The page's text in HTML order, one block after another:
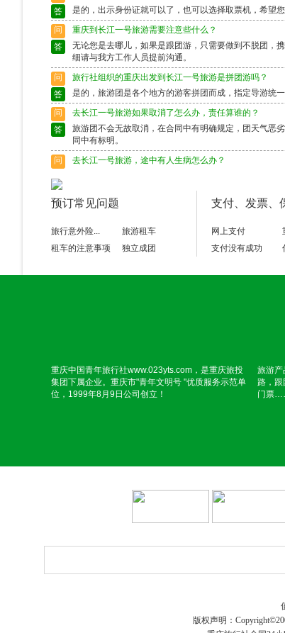
答
是的，出示身份证就可以了，也可以选择取票机，希望
问
重庆到长江一号旅游需要注意些什么？
答
无论您是去哪儿，如果是跟团游，只需要做到不脱团，
细请与我方工作人员提前沟通。
问
旅行社组织的重庆出发到长江一号旅游是拼团游吗？
答
是的，旅游团是各个地方的游客拼团而成，指定导游统
问
去长江一号旅游如果取消了怎么办，责任算谁的？
答
旅游团不会无故取消，在合同中有明确规定，团天气恶
同中有标明。
问
去长江一号旅游，途中有人生病怎么办？
答
问
去长江一号旅游途中脱团了怎么办？
答
预订常见问题
旅行意外险...
旅游租车
租车的注意事项
独立成团
支付、发票、
网上支付
支付没有成功
重庆中国青年旅行社www.023yts.com，是重庆旅投
集团下属企业。重庆市"青年文明号 "优质服务示范单
位，1999年8月9日公司创立！
旅游产
路，跟
门票
版权声明：